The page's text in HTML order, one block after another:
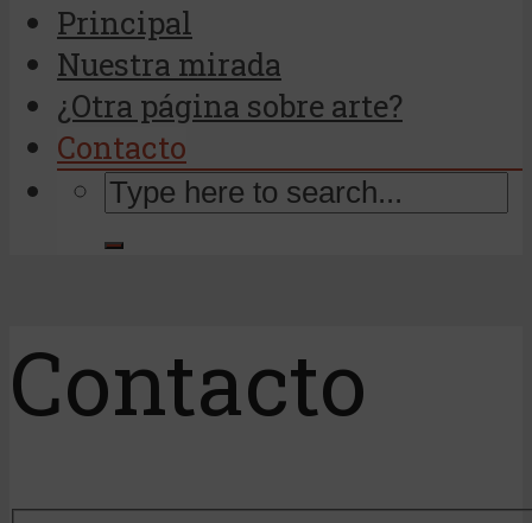
Principal
Nuestra mirada
¿Otra página sobre arte?
Contacto
Contacto